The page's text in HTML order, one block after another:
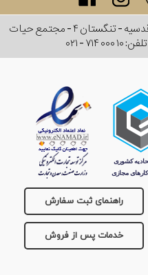
آدرس: تهران - خ پاسداران - رو به روی اقدسیه - تنگستان ۴ - مجتمع حیات
تلفن:۰۲۱ - ۷۱۴ ۰۰۰ ۱۰
راهنمای ثبت سفارش
خدمات پس از فروش